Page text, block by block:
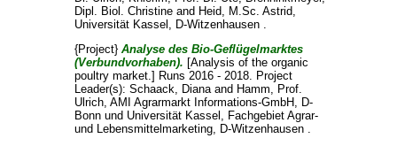
Dipl. Biol. Christineand Heid, M.Sc. Astrid,
Universität Kassel, D-Witzenhausen .
{Project} Analyse des Bio-Geflügelmarktes
(Verbundvorhaben). [Analysis of the organic
poultry market.] Runs 2016 - 2018. Project
Leader(s): Schaack, Dianaand Hamm, Prof.
Ulrich, AMI Agrarmarkt Informations-GmbH, D-
Bonn und Universität Kassel, Fachgebiet Agrar-
und Lebensmittelmarketing, D-Witzenhausen .